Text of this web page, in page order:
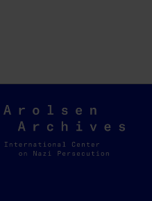
Arolsen
Archives